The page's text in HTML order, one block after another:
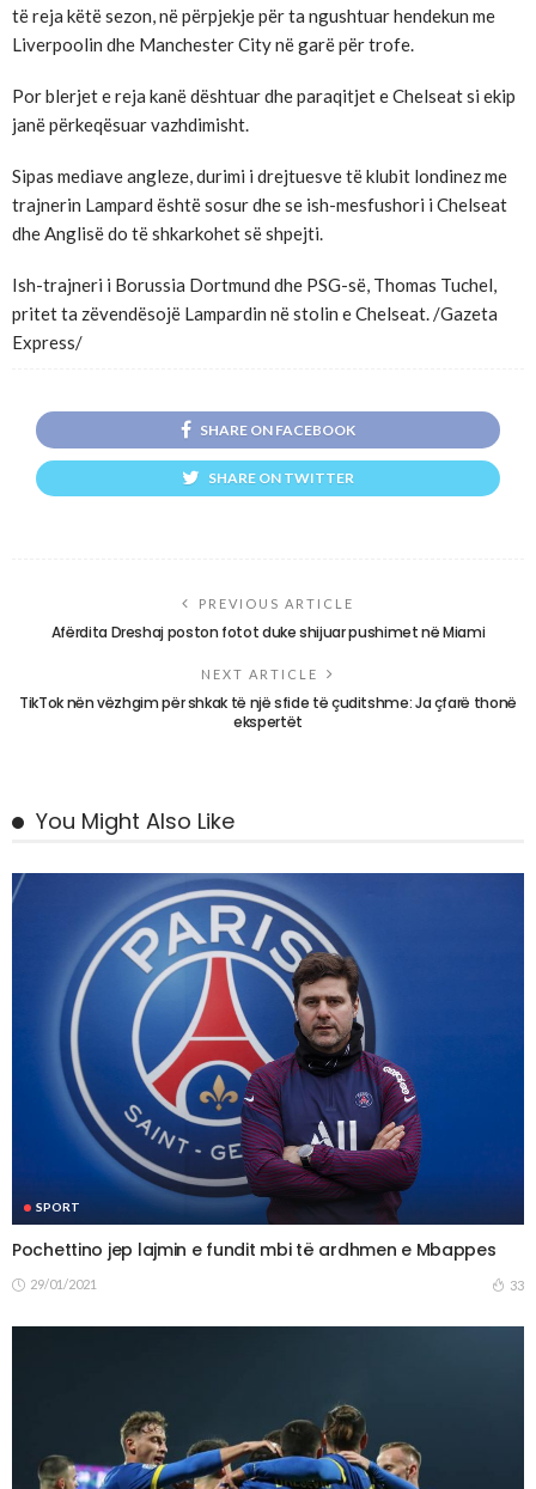
të reja këtë sezon, në përpjekje për ta ngushtuar hendekun me
Liverpoolin dhe Manchester City në garë për trofe.
Por blerjet e reja kanë dështuar dhe paraqitjet e Chelseat si ekip
janë përkeqësuar vazhdimisht.
Sipas mediave angleze, durimi i drejtuesve të klubit londinez me
trajnerin Lampard është sosur dhe se ish-mesfushori i Chelseat
dhe Anglisë do të shkarkohet së shpejti.
Ish-trajneri i Borussia Dortmund dhe PSG-së, Thomas Tuchel,
pritet ta zëvendësojë Lampardin në stolin e Chelseat. /Gazeta
Express/
SHARE ON FACEBOOK
SHARE ON TWITTER
PREVIOUS ARTICLE
Afërdita Dreshaj poston fotot duke shijuar pushimet në Miami
NEXT ARTICLE
TikTok nën vëzhgim për shkak të një sfide të çuditshme: Ja çfarë thonë
ekspertët
You Might Also Like
SPORT
Pochettino jep lajmin e fundit mbi të ardhmen e Mbappes
29/01/2021 33